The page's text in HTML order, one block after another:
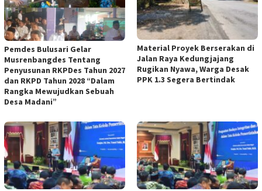
Pemdes Bulusari Gelar
Musrenbangdes Tentang
Penyusunan RKPDes Tahun 2027
dan RKPD Tahun 2028 “Dalam
Rangka Mewujudkan Sebuah
Desa Madani”
Material Proyek Berserakan di
Jalan Raya Kedungjajang
Rugikan Nyawa, Warga Desak
PPK 1.3 Segera Bertindak